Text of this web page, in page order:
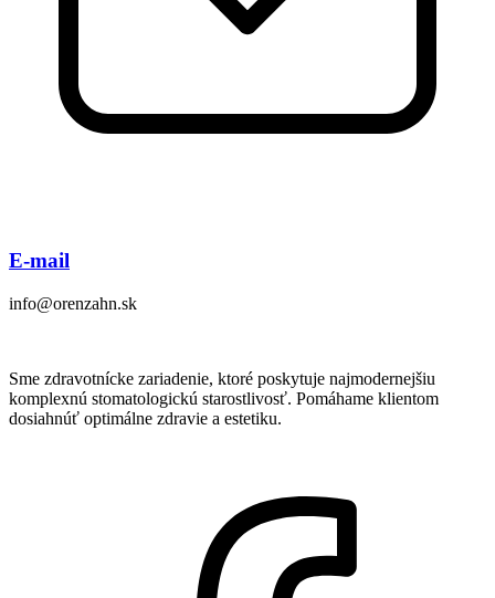
E-mail
info@orenzahn.sk
Sme zdravotnícke zariadenie, ktoré poskytuje najmodernejšiu
komplexnú stomatologickú starostlivosť. Pomáhame klientom
dosiahnúť optimálne zdravie a estetiku.